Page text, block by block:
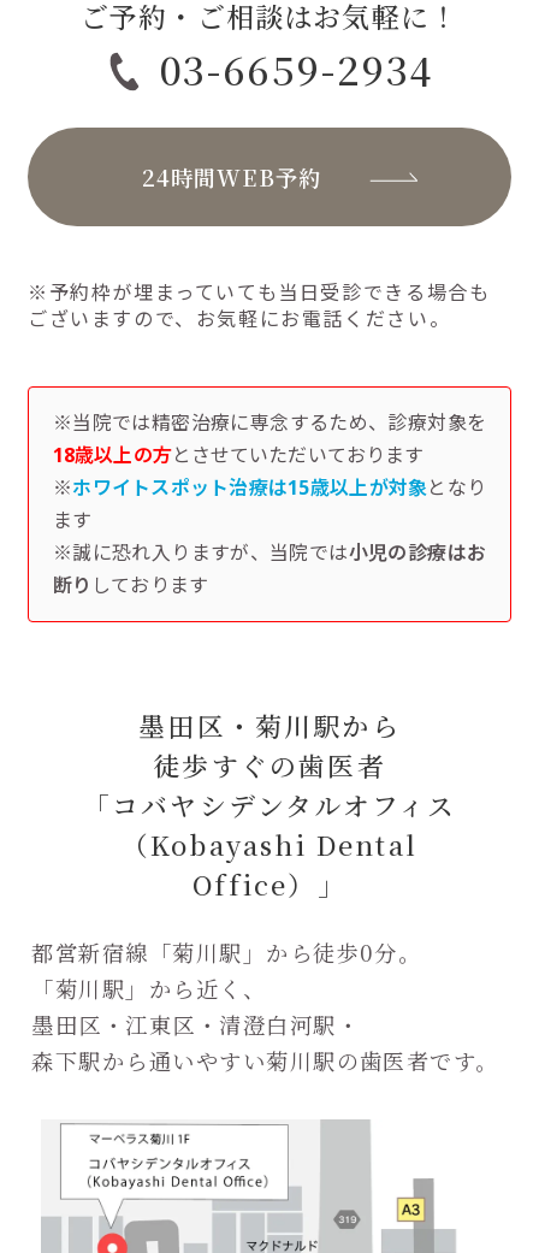
ご予約・ご相談はお気軽に！
03-6659-2934
24時間WEB予約
※予約枠が埋まっていても当日受診できる場合も
ございますので、お気軽にお電話ください。
※当院では精密治療に専念するため、診療対象を
18歳以上の方とさせていただいております
※ホワイトスポット治療は15歳以上が対象となり
ます
※誠に恐れ入りますが、当院では小児の診療はお
断り しております
墨田区・菊川駅から
徒歩すぐの歯医者
「コバヤシデンタルオフィス
（Kobayashi Dental
Office）」
都営新宿線「菊川駅」から徒歩0分。
「菊川駅」から近く、
墨田区・江東区・清澄白河駅・
森下駅から通いやすい菊川駅の歯医者です。